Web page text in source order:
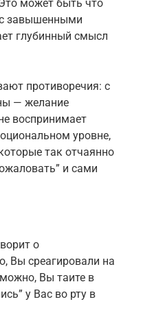
может быть что
с завышенными
глубинный смысл
противоречия: с
— желание
воспринимает
уровне,
так отчаянно
и сами
о
Вы среагировали на
Вы таите в
у Вас во рту в